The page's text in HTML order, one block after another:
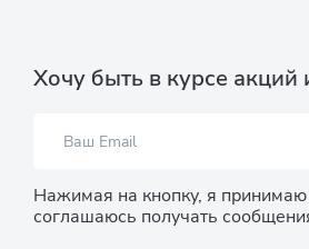
Хочу быть в курсе акций
Нажимая на кнопку, я принимаю
соглашаюсь получать